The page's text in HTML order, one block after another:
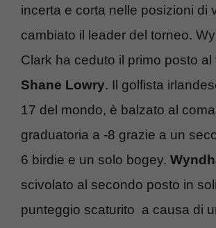
incerta e corta nelle posizioni di
cambiato il leader del torneo.
Clark ha ceduto il primo posto al
Shane Lowry. Il golfista
17 del mondo, è balzato al
graduatoria a -8 grazie a un
6 birdie e un solo bogey.
scivolato al secondo posto in
punteggio scaturito a causa di